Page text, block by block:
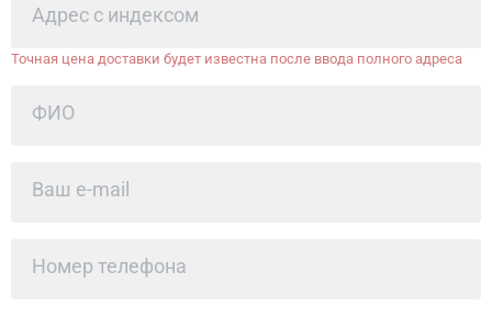
Точная цена доставки будет известна после ввода полного адреса